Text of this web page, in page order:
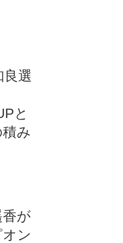
選
と
み
香が
ン